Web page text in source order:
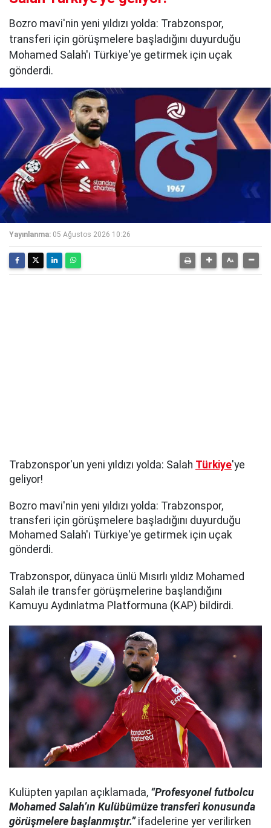
Bozro mavi'nin yeni yıldızı yolda: Trabzonspor,
transferi için görüşmelere başladığını duyurduğu
Mohamed Salah'ı Türkiye'ye getirmek için uçak
gönderdi.
Yayınlanma: 05 Ağustos 2026 10:26
Trabzonspor'un yeni yıldızı yolda: Salah Türkiye'ye
geliyor!
Bozro mavi'nin yeni yıldızı yolda: Trabzonspor,
transferi için görüşmelere başladığını duyurduğu
Mohamed Salah'ı Türkiye'ye getirmek için uçak
gönderdi.
Trabzonspor, dünyaca ünlü Mısırlı yıldız Mohamed
Salah ile transfer görüşmelerine başlandığını
Kamuyu Aydınlatma Platformuna (KAP) bildirdi.
Kulüpten yapılan açıklamada, “Profesyonel futbolcu
Mohamed Salah’ın Kulübümüze transferi konusunda
görüşmelere başlanmıştır.”ifadelerine yer verilirken